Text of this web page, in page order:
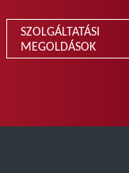
SZOLGÁLTATÁSI
MEGOLDÁSOK